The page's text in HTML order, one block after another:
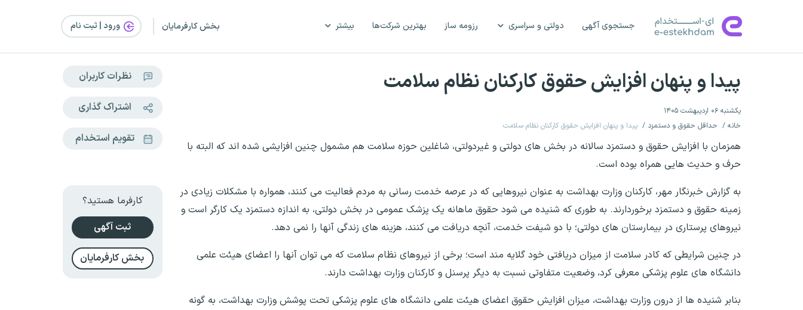
جستجوی آگهی دولتی و سراسری رزومه ساز بهترین شرکت‌ها بیشتر بخش کارفرمایان ورود | ثبت‌ نام
پیدا و پنهان افزایش حقوق کارکنان نظام سلامت
یکشنبه ۰۶ اردیبهشت ۱۴۰۵
خانه
حداقل حقوق و دستمزد پیدا و پنهان افزایش حقوق کارکنان نظام سلامت
همزمان با افزایش حقوق و دستمزد سالانه در بخش های دولتی و غیردولتی، شاغلین حوزه سلامت هم مشمول چنین افزایشی شده اند که البته با
حرف و حدیث هایی همراه بوده است.
به گزارش خبرنگار مهر، کارکنان وزارت بهداشت به عنوان نیروهایی که در عرصه خدمت رسانی به مردم فعالیت می کنند، همواره با مشکلات زیادی در
زمینه حقوق و دستمزد برخوردارند. به طوری که شنیده می شود حقوق ماهانه یک پزشک عمومی در بخش دولتی، به اندازه دستمزد یک کارگر است و
نیروهای پرستاری در بیمارستان های دولتی؛ با دو شیفت خدمت، آنچه دریافت می کنند، هزینه های زندگی آنها را نمی دهد.
در چنین شرایطی که کادر سلامت از میزان دریافتی خود گلایه مند است؛ برخی از نیروهای نظام سلامت که می توان آنها را اعضای هیئت علمی
دانشگاه های علوم پزشکی معرفی کرد، وضعیت متفاوتی نسبت به دیگر پرسنل و کارکنان وزارت بهداشت دارند.
بنابر شنیده ها از درون وزارت بهداشت، میزان افزایش حقوق اعضای هیئت علمی دانشگاه های علوم پزشکی تحت پوشش وزارت بهداشت، به گونه
نظرات کاربران
اشتراک گذاری
تقویم استخدام
کارفرما هستید؟
ثبت آگهی
بخش کارفرمایان